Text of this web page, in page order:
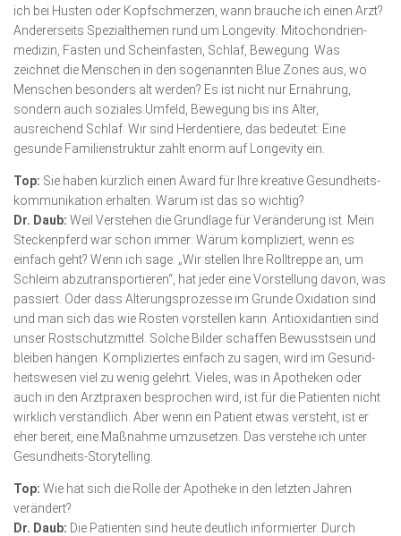
ich bei Husten oder Kopfschmerzen, wann brauche ich einen Arzt?
Andererseits Spezialthemen rund um Longevity: Mitochondrien­
medizin, Fasten und Scheinfasten, Schlaf, Bewegung. Was
zeichnet die Menschen in den sogenannten Blue Zones aus, wo
Menschen besonders alt werden? Es ist nicht nur Ernährung,
sondern auch soziales Umfeld, Bewegung bis ins Alter,
ausreichend Schlaf. Wir sind Herdentiere, das bedeutet: Eine
gesunde Familienstruktur zahlt enorm auf Longevity ein.
Top: Sie haben kürzlich einen Award für Ihre kreative Gesundheits­
kommunikation erhalten. Warum ist das so wichtig?
Dr. Daub: Weil Verstehen die Grundlage für Veränderung ist. Mein
Steckenpferd war schon immer: Warum kompliziert, wenn es
einfach geht? Wenn ich sage: „Wir stellen Ihre Rolltreppe an, um
Schleim abzutransportieren“, hat jeder eine Vorstellung davon, was
passiert. Oder dass Alterungsprozesse im Grunde Oxidation sind
und man sich das wie Rosten vorstellen kann. Anti­oxidantien sind
unser Rost­schutzmittel. Solche Bilder schaffen Bewusstsein und
bleiben hängen. Kompli­ziertes einfach zu sagen, wird im Gesund­
heitswesen viel zu wenig gelehrt. Vieles, was in Apotheken oder
auch in den Arzt­praxen besprochen wird, ist für die Patienten nicht
wirklich verständlich. Aber wenn ein Patient etwas versteht, ist er
eher bereit, eine Maß­nah­me umzusetzen. Das verstehe ich unter
Gesundheits-Story­telling.
Top: Wie hat sich die Rolle der Apotheke in den letzten Jahren
verändert?
Dr. Daub: Die Patienten sind heute deutlich informierter. Durch